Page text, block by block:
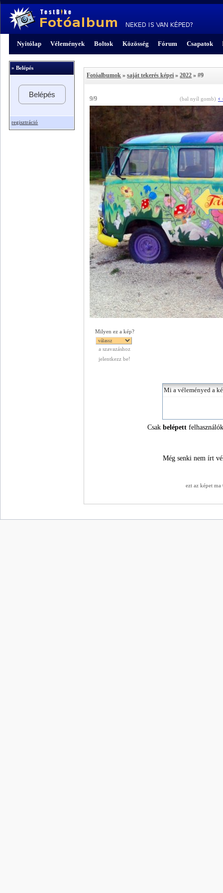
Nyitólap Vélemények Boltok Közösség Fórum Csapatok
» Belépés
Belépés
regisztráció
Fotóalbumok »saját tekerés képei »2022 » #9
9/9 (bal nyíl gomb) ‹
Milyen ez a kép?
a szavazáshoz
jelentkezz be!
Csakbelépett
Még senki nem írt
ezt az képet ma